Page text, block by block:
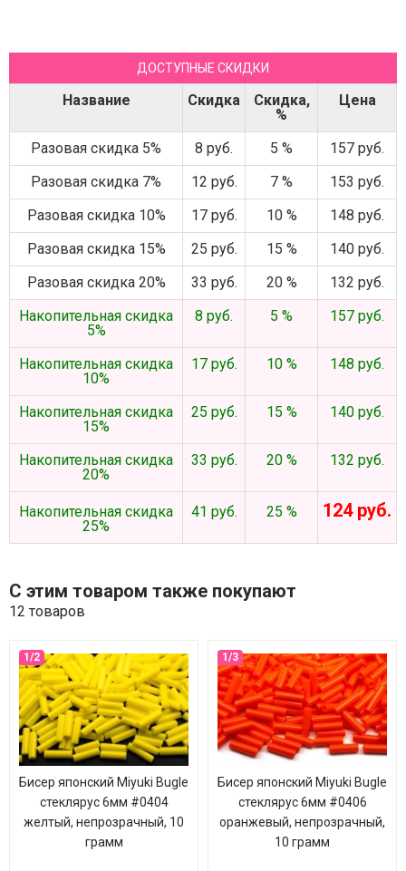
ДОСТУПНЫЕ СКИДКИ
Название Скидка
Скидка,
%
Цена
Разовая скидка 5% 8 руб. 5 %
157 руб.
Разовая скидка 7%
12 руб. 7 %
153 руб.
Разовая скидка 10%
17 руб. 10 %
148 руб.
Разовая скидка 15%
25 руб. 15 %
140 руб.
Разовая скидка 20%
33 руб. 20 %
132 руб.
Накопительная скидка
5%
8 руб. 5 % 157 руб.
Накопительная скидка
10%
17 руб. 10 % 148 руб.
Накопительная скидка
15%
25 руб. 15 % 140 руб.
Накопительная скидка
20%
33 руб. 20 % 132 руб.
Накопительная скидка
25%
41 руб. 25 % 124 руб.
С этим товаром также покупают
12 товаров
Бисер японский Miyuki Bugle
стеклярус 6мм #0404
желтый, непрозрачный, 10
грамм
Бисер японский Miyuki Bugle
стеклярус 6мм #0406
оранжевый, непрозрачный,
10 грамм